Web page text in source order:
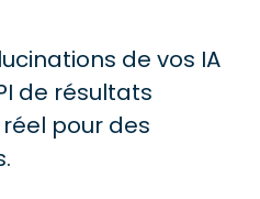
de vos IA
de résultats
pour des